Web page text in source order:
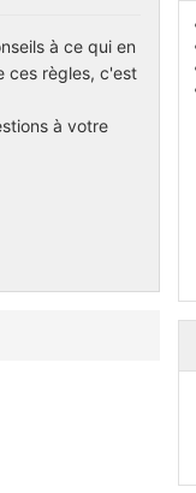
à ce qui en
ces règles, c'est
à votre